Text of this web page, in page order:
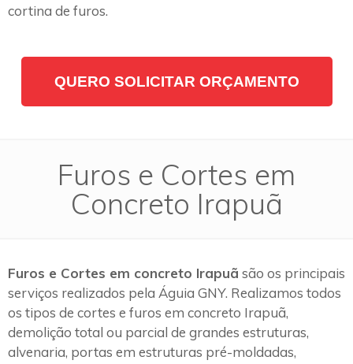
cortina de furos.
QUERO SOLICITAR ORÇAMENTO
Furos e Cortes em
Concreto Irapuã
Furos e Cortes em concreto Irapuã são os principais
serviços realizados pela Águia GNY. Realizamos todos
os tipos de cortes e furos em concreto Irapuã,
demolição total ou parcial de grandes estruturas,
alvenaria, portas em estruturas pré-moldadas,